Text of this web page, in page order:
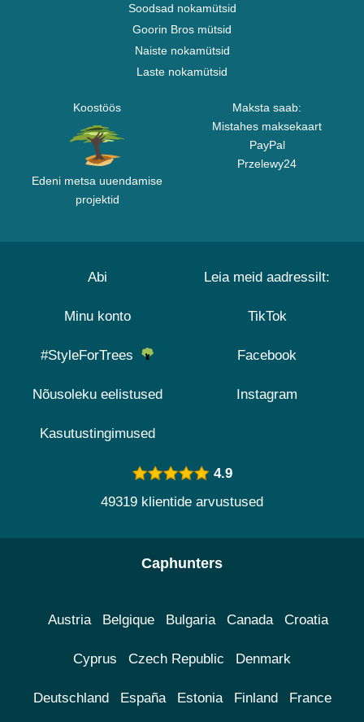
Soodsad nokamütsid
Goorin Bros mütsid
Naiste nokamütsid
Laste nokamütsid
Koostöös
Edeni metsa uuendamise
projektid
Maksta saab:
Mistahes maksekaart
PayPal
Przelewy24
Abi
Minu konto
#StyleForTrees
Nõusoleku eelistused
Kasutustingimused
Leia meid aadressilt:
TikTok
Facebook
Instagram
4.9
49319 klientide arvustused
Caphunters
Austria Belgique Bulgaria Canada Croatia
Cyprus Czech Republic Denmark
Deutschland España Estonia Finland France